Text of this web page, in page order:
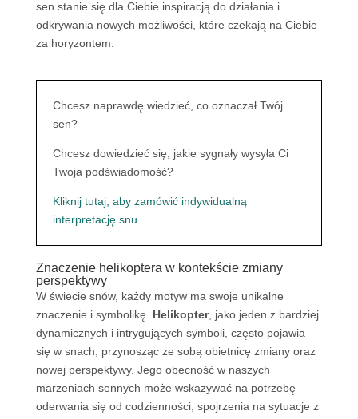
sen stanie się dla Ciebie inspiracją do działania i
odkrywania nowych możliwości, które czekają na Ciebie
za horyzontem.
Chcesz naprawdę wiedzieć, co oznaczał Twój
sen?
Chcesz dowiedzieć się, jakie sygnały wysyła Ci
Twoja podświadomość?
Kliknij tutaj, aby zamówić indywidualną
interpretację snu.
Znaczenie helikoptera w kontekście zmiany
perspektywy
W świecie snów, każdy motyw ma swoje unikalne
znaczenie i symbolikę. Helikopter, jako jeden z bardziej
dynamicznych i intrygujących symboli, często pojawia
się w snach, przynosząc ze sobą obietnicę zmiany oraz
nowej perspektywy. Jego obecność w naszych
marzeniach sennych może wskazywać na potrzebę
oderwania się od codzienności, spojrzenia na sytuacje z